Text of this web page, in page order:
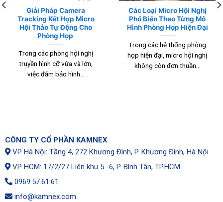
Giải Pháp Camera
Tracking Kết Hợp Micro
Hội Thảo Tự Động Cho
Phòng Họp
Trong các phòng hội nghị
truyền hình cỡ vừa và lớn,
việc đảm bảo hình...
Các Loại Micro Hội Nghị
Phổ Biến Theo Từng Mô
Hình Phòng Họp Hiện Đại
Trong các hệ thống phòng
họp hiện đại, micro hội nghị
không còn đơn thuần...
CÔNG TY CỔ PHẦN KAMNEX
VP Hà Nội: Tầng 4, 272 Khương Đình, P. Khương Đình, Hà Nội
VP HCM: 17/2/27 Liên khu 5 -6, P. Bình Tân, TP.HCM
0969.57.61.61
info@kamnex.com